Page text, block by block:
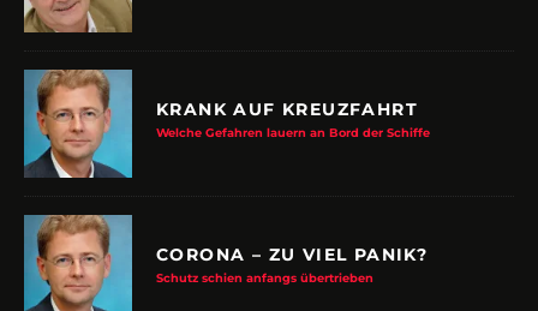
KRANK AUF KREUZFAHRT
Welche Gefahren lauern an Bord der Schiffe
CORONA – ZU VIEL PANIK?
Schutz schien anfangs übertrieben